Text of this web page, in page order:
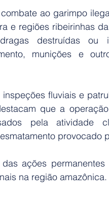
ao garimpo
e regiões ribeirinhas
destruídas ou
munições e
fluviais e
que a
pela atividade
provocado
ações
na região amazônica.